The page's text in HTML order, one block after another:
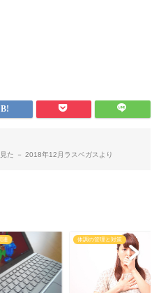
た － 2018年12月ラスベガスより
連 体調の管理と対策